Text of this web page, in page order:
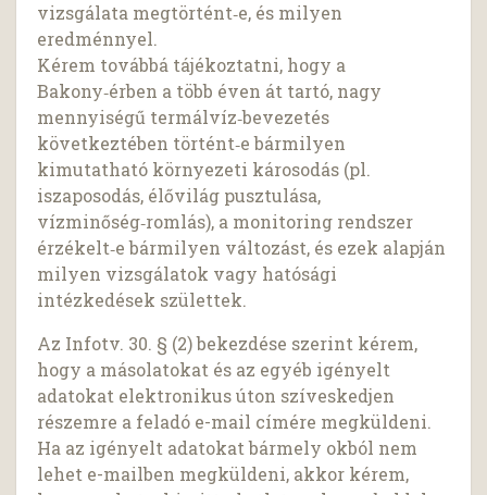
vizsgálata megtörtént‑e, és milyen
eredménnyel.
Kérem továbbá tájékoztatni, hogy a
Bakony‑érben a több éven át tartó, nagy
mennyiségű termálvíz‑bevezetés
következtében történt‑e bármilyen
kimutatható környezeti károsodás (pl.
iszaposodás, élővilág pusztulása,
vízminőség‑romlás), a monitoring rendszer
érzékelt‑e bármilyen változást, és ezek alapján
milyen vizsgálatok vagy hatósági
intézkedések születtek.
Az Infotv. 30. § (2) bekezdése szerint kérem,
hogy a másolatokat és az egyéb igényelt
adatokat elektronikus úton szíveskedjen
részemre a feladó e-mail címére megküldeni.
Ha az igényelt adatokat bármely okból nem
lehet e-mailben megküldeni, akkor kérem,